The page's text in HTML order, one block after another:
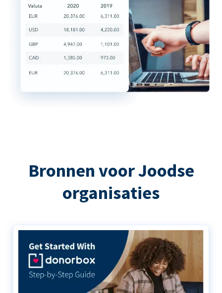
Bronnen voor Joodse
organisaties